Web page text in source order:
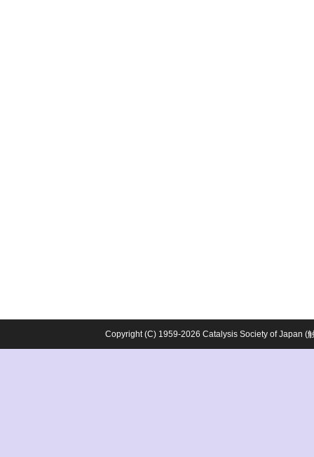
Copyright (C) 1959-2026 Catalysis Society of Japan (